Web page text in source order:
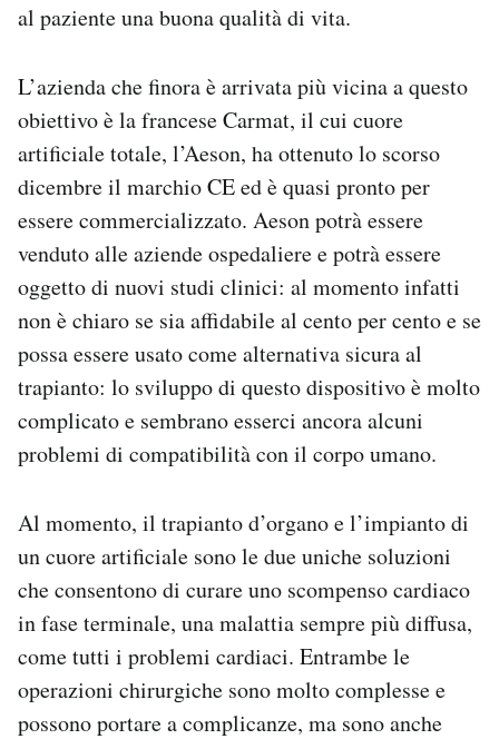
al paziente una buona qualità di vita.
L’azienda che finora è arrivata più vicina a questo
obiettivo è la francese Carmat, il cui cuore
artificiale totale, l’Aeson, ha ottenuto lo scorso
dicembre il marchio CE ed è quasi pronto per
essere commercializzato. Aeson potrà essere
venduto alle aziende ospedaliere e potrà essere
oggetto di nuovi studi clinici: al momento infatti
non è chiaro se sia affidabile al cento per cento e se
possa essere usato come alternativa sicura al
trapianto: lo sviluppo di questo dispositivo è molto
complicato e sembrano esserci ancora alcuni
problemi di compatibilità con il corpo umano.
Al momento, il trapianto d’organo e l’impianto di
un cuore artificiale sono le due uniche soluzioni
che consentono di curare uno scompenso cardiaco
in fase terminale, una malattia sempre più diffusa,
come tutti i problemi cardiaci. Entrambe le
operazioni chirurgiche sono molto complesse e
possono portare a complicanze, ma sono anche